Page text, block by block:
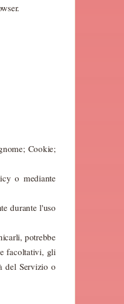
Cookie;
o mediante
durante l'uso
potrebbe
facoltativi, gli
del Servizio o